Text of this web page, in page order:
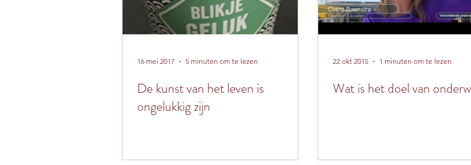
De kunst van het leven is
ongelukkig zijn
16 mei 2017 5 minuten om te lezen
Wat is het doel van
22 okt 2015 1 minuten om te lezen